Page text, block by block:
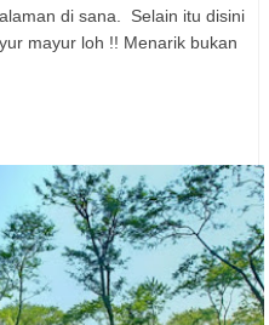
di sana. Selain itu disini
mayur loh !! Menarik bukan